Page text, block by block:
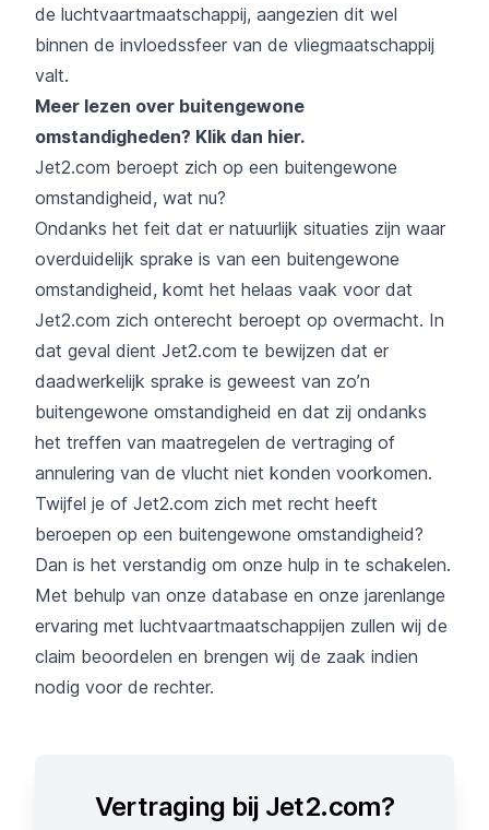
de luchtvaartmaatschappij, aangezien dit wel
binnen de invloedssfeer van de vliegmaatschappij
valt.
Meer lezen over buitengewone
omstandigheden? Klik dan hier.
Jet2.com beroept zich op een buitengewone
omstandigheid, wat nu?
Ondanks het feit dat er natuurlijk situaties zijn waar
overduidelijk sprake is van een buitengewone
omstandigheid, komt het helaas vaak voor dat
Jet2.com zich onterecht beroept op overmacht. In
dat geval dient Jet2.com te bewijzen dat er
daadwerkelijk sprake is geweest van zo’n
buitengewone omstandigheid en dat zij ondanks
het treffen van maatregelen de vertraging of
annulering van de vlucht niet konden voorkomen.
Twijfel je of Jet2.com zich met recht heeft
beroepen op een buitengewone omstandigheid?
Dan is het verstandig om onze hulp in te schakelen.
Met behulp van onze database en onze jarenlange
ervaring met luchtvaartmaatschappijen zullen wij de
claim beoordelen en brengen wij de zaak indien
nodig voor de rechter.
Vertraging bij Jet2.com?